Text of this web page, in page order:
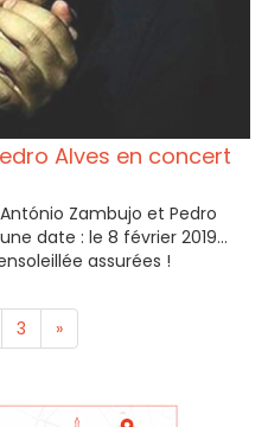
Alves en concert
Zambujo et Pedro
date : le 8 février 2019...
assurées !
3 »